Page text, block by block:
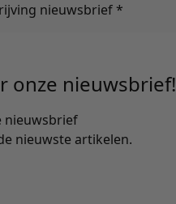
nieuwsbrief *
onze nieuwsbrief!
nieuwsbrief
nieuwste artikelen.